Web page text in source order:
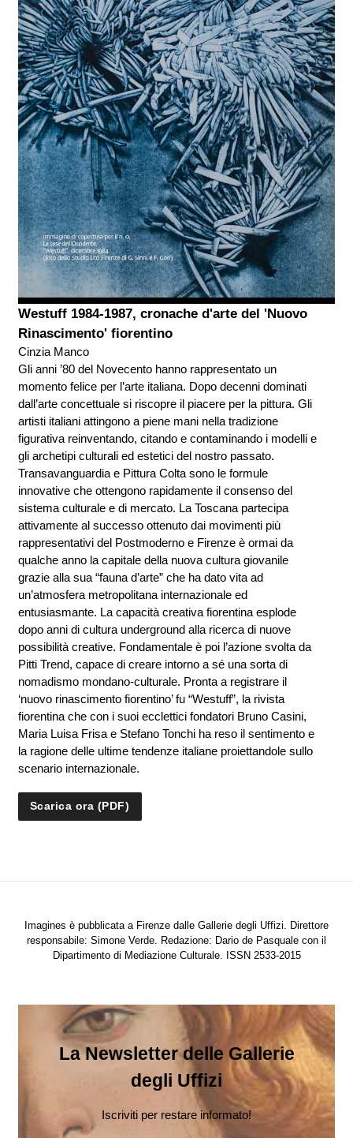
Westuff 1984-1987, cronache d'arte del 'Nuovo
Rinascimento' fiorentino
Cinzia Manco
Gli anni ’80 del Novecento hanno rappresentato un
momento felice per l’arte italiana. Dopo decenni dominati
dall’arte concettuale si riscopre il piacere per la pittura. Gli
artisti italiani attingono a piene mani nella tradizione
figurativa reinventando, citando e contaminando i modelli e
gli archetipi culturali ed estetici del nostro passato.
Transavanguardia e Pittura Colta sono le formule
innovative che ottengono rapidamente il consenso del
sistema culturale e di mercato. La Toscana partecipa
attivamente al successo ottenuto dai movimenti più
rappresentativi del Postmoderno e Firenze è ormai da
qualche anno la capitale della nuova cultura giovanile
grazie alla sua “fauna d’arte” che ha dato vita ad
un’atmosfera metropolitana internazionale ed
entusiasmante. La capacità creativa fiorentina esplode
dopo anni di cultura underground alla ricerca di nuove
possibilità creative. Fondamentale è poi l’azione svolta da
Pitti Trend, capace di creare intorno a sé una sorta di
nomadismo mondano-culturale. Pronta a registrare il
‘nuovo rinascimento fiorentino’ fu “Westuff”, la rivista
fiorentina che con i suoi ecclettici fondatori Bruno Casini,
Maria Luisa Frisa e Stefano Tonchi ha reso il sentimento e
la ragione delle ultime tendenze italiane proiettandole sullo
scenario internazionale.
Scarica ora (PDF)
Imagines è pubblicata a Firenze dalle Gallerie degli Uffizi. Direttore
responsabile: Simone Verde. Redazione: Dario de Pasquale con il
Dipartimento di Mediazione Culturale. ISSN 2533-2015
La Newsletter delle Gallerie
degli Uffizi
Iscriviti per restare informato!